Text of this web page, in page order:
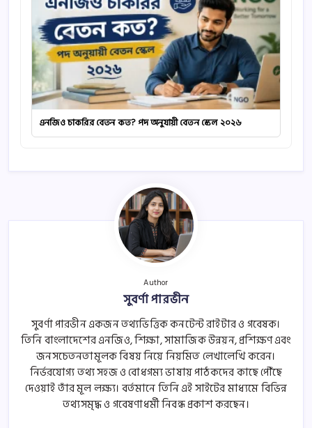
এনজিও চাকরির বেতন কত? পদ অনুযায়ী বেতন স্কেল ২০২৬
Author
সুবর্ণা পারভীন
সুবর্ণা পারভীন একজন তথ্যভিত্তিক কনটেন্ট রাইটার ও গবেষক।
তিনি বাংলাদেশের এনজিও, শিক্ষা, সামাজিক উন্নয়ন, প্রশিক্ষণ এবং
জনসচেতনতামূলক বিষয় নিয়ে নিয়মিত লেখালেখি করেন।
নির্ভরযোগ্য তথ্য সহজ ও বোধগম্য ভাষায় পাঠকদের কাছে পৌঁছে
দেওয়াই তাঁর মূল লক্ষ্য। বর্তমানে তিনি এই সাইটের মাধ্যমে বিভিন্ন
তথ্যসমৃদ্ধ ও গবেষণাধর্মী নিবন্ধ প্রকাশ করছেন।